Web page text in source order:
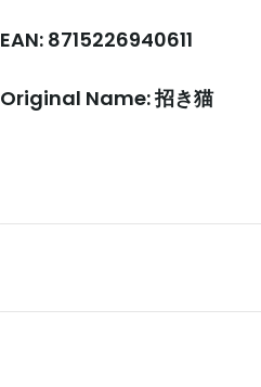
EAN: 8715226940611
Original Name: 招き猫